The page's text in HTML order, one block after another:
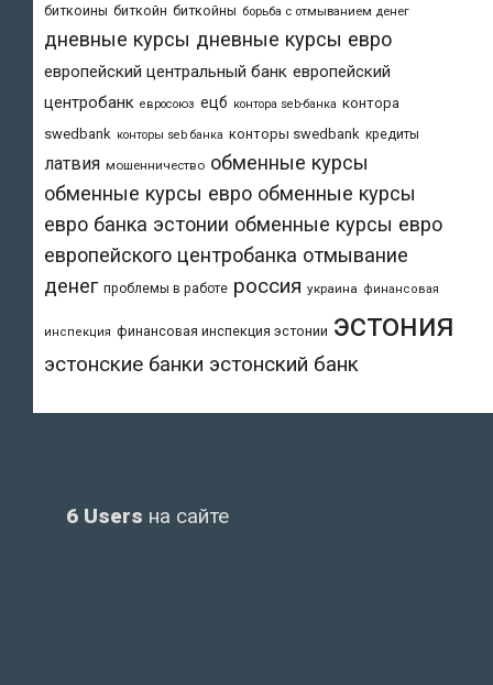
биткоины биткойн биткойны борьба с отмыванием денег
дневные курсы дневные курсы евро
европейский центральный банк европейский
центробанк евросоюз ецб контора seb-банка контора
swedbank конторы seb банка конторы swedbank кредиты
латвия мошенничество обменные курсы
обменные курсы евро обменные курсы
евро банка эстонии обменные курсы евро
европейского центробанка отмывание
денег проблемы в работе россия украина финансовая
инспекция финансовая инспекция эстонии эстония
эстонские банки эстонский банк
6 Users на сайте